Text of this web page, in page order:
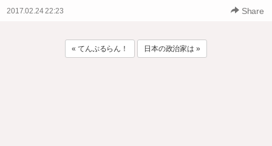
2017.02.24 22:23 Share
« てんぷるらん！ 日本の政治家は »